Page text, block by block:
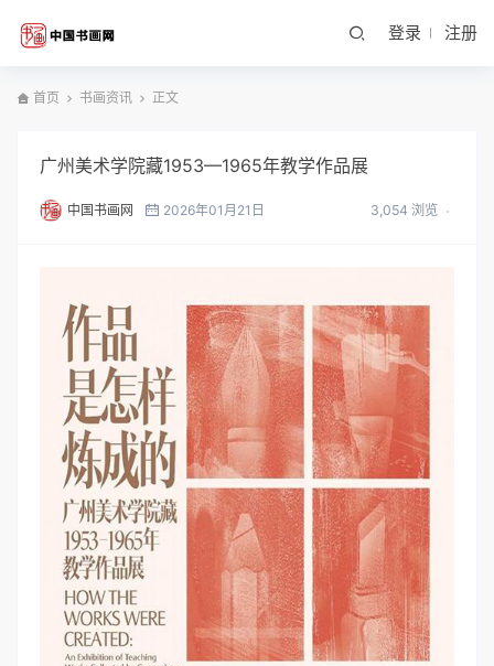
登录 注册
首页 书画资讯 正文
广州美术学院藏1953—1965年教学作品展
中国书画网 2026年01月21日 3,054 浏览